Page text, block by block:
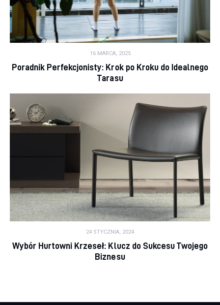
16 MARCA, 2025
Poradnik Perfekcjonisty: Krok po Kroku do Idealnego
Tarasu
24 STYCZNIA, 2024
Wybór Hurtowni Krzeseł: Klucz do Sukcesu Twojego
Biznesu